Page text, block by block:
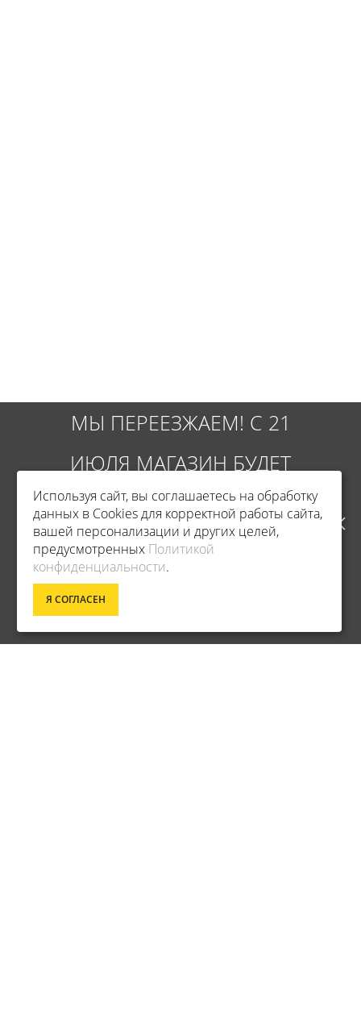
МЫ ПЕРЕЕЗЖАЕМ! С 21
ИЮЛЯ МАГАЗИН БУДЕТ
РАБОТАТЬ ПО НОВОМУ
АДРЕСУ. ПОДРОБНАЯ
ИНФОРМАЦИЯ О ПЕРЕЕЗДЕ
Фирменный магазин Master
ИНФОРМАЦИЯ
УСЛОВИЯ ВОЗВРАТА
Используя сайт, вы соглашаетесь на обработку
данных в Cookies для корректной работы сайта,
вашей персонализации и других целей,
предусмотренных Политикой
конфиденциальности.
Я СОГЛАСЕН